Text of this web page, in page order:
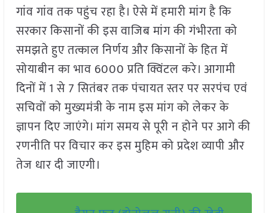
गांव गांव तक पहुंच रहा है। ऐसे में हमारी मांग है कि
सरकार किसानों की इस वाजिब मांग की गंभीरता को
समझते हुए तत्काल निर्णय और किसानों के हित में
सोयाबीन का भाव 6000 प्रति क्विंटल करे। आगामी
दिनों में 1 से 7 सितंबर तक पंचायत स्तर पर सरपंच एवं
सचिवों को मुख्यमंत्री के नाम इस मांग को लेकर के
ज्ञापन दिए जाएंगे। मांग समय से पूरी न होने पर आगे की
रणनीति पर विचार कर इस मुहिम को प्रदेश व्यापी और
तेज धार दी जाएगी।